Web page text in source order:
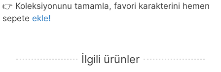
👉 Koleksiyonunu tamamla, favori karakterini hemen
sepete ekle!
İlgili ürünler